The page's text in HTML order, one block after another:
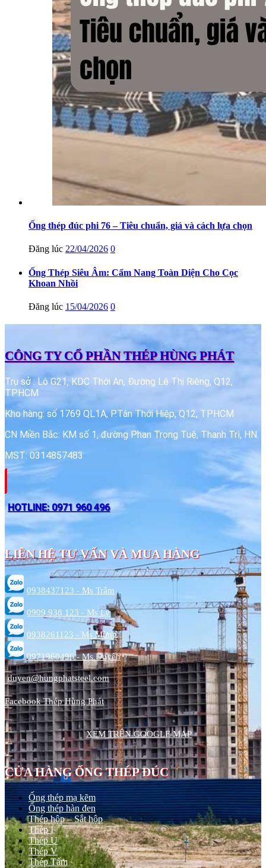
Ống thép đúc phi 76 – Tiêu chuẩn, giá và cách lựa chọn
Đăng lúc 22/04/2026 0
Ống Thép Siêu Âm: Cẩm Nang Toàn Diện Cho Cọc
Khoan Nhồi
Đăng lúc 15/04/2026 0
CÔNG TY CỔ PHẦN THÉP HÙNG PHÁT
Trụ sở : Lô G21, KDC Thới An, Đường Lê Thị Riêng, Q12,
TPHCM
Kho hàng: số 1769 QL1A, P.Tân Thới Hiệp, Q12, TPHCM
CN Miền Bắc: KM số 1, đường Phan Trọng Tuệ, Thanh Trì, HN.
MST: 0314857483
HOTLINE: 0971 960 496
LIÊN HỆ TƯ VẤN VÀ MUA HÀNG
0938437123 - Ms Trâm
0909 938 123 - Ms Ly
0938261123 - Ms Mừng
0971960496 - Ms Duyên
duyen@hungphatsteel.com
Facebook Thép Hùng Phát
XEM TRÊN GOOGLE MAP
CỬA HÀNG ỐNG THÉP ĐÚC
Ống thép mạ kẽm
Ống thép hàn đen
Thép hộp – Sắt hộp
Thép I
Thép U
Thép V
Thép Tấm